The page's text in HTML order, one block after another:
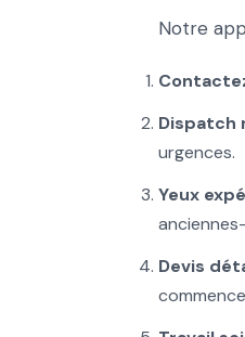
Notre
Dispatch
urgences.
Yeux
Devis